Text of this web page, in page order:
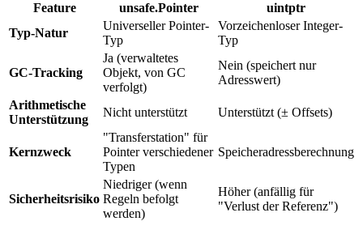
Feature unsafe.Pointer
uintptr
Typ-Natur
Universeller Pointer-
Typ
Vorzeichenloser Integer-
Typ
GC-Tracking
Ja (verwaltetes
Objekt, von GC
verfolgt)
Nein (speichert nur
Adresswert)
Arithmetische
Unterstützung
Nicht unterstützt Unterstützt (± Offsets)
Kernzweck
"Transferstation" für
Pointer verschiedener
Typen
Speicheradressberechnung
Sicherheitsrisiko
Niedriger (wenn
Regeln befolgt
werden)
Höher (anfällig für
"Verlust der Referenz")